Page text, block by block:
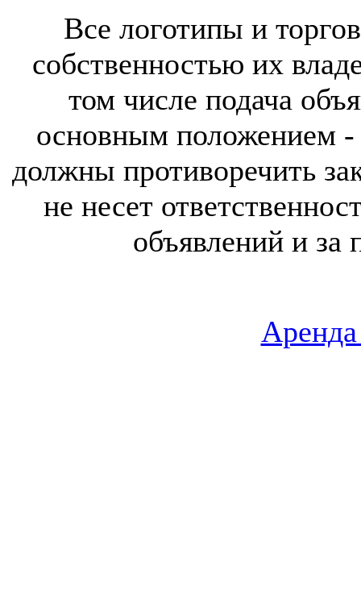
Все логотипы и
собственностью их
том числе подача
основным положением -
должны противоречить
не несет
объявлений и за